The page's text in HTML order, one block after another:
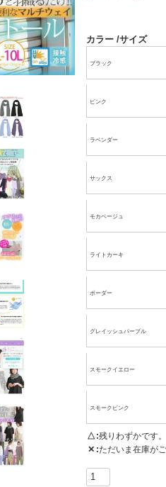
カラー サイズ
ブラック
ピンク
ラベンダー
サックス
モカベージュ
ライトカーキ
ボーダー
グレイッシュパープル
スモークイエロー
スモークピンク
△ 残りわずかです。
✕ ただいま在庫が